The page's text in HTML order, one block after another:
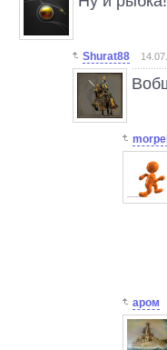
Shurat88
аром